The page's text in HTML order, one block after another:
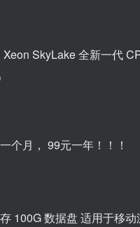
SkyLake 全新一代
个月， 99元一年！！！
100G 数据盘 适用于移